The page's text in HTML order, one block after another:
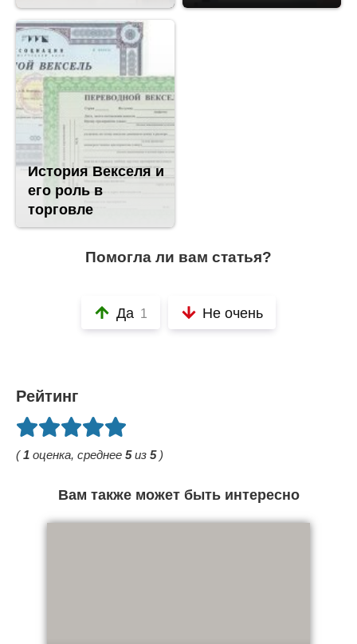
История Векселя и
его роль в
торговле
Помогла ли вам статья?
Да 1 Не очень
Рейтинг
(1 оценка, среднее 5из 5)
Вам также может быть интересно